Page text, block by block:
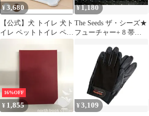
¥3,680
【公式】犬 トイレ 犬ト
イレ ペットトイレ ペッ
トトレー シーツぴたっ
とトレー トレー シーツ
スオーヤマ
¥1,180
The Seeds ザ・シーズ★
フューチャー+ 8 帯付
16%OFF
¥ 1,855 ¥3,109